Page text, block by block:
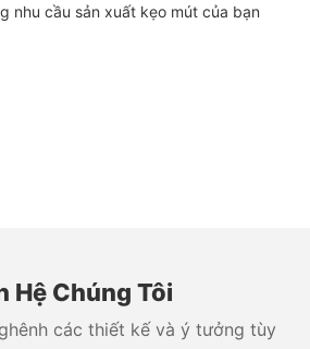
nhu cầu sản xuất kẹo mút của bạn
Hệ Chúng Tôi
các thiết kế và ý tưởng tùy